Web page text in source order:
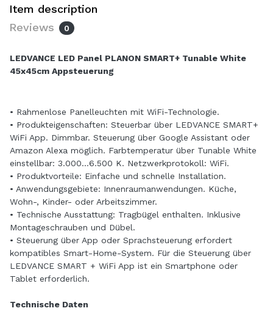
Item description
Reviews
0
LEDVANCE LED Panel PLANON SMART+ Tunable White
45x45cm Appsteuerung
• Rahmenlose Panelleuchten mit WiFi-Technologie.
• Produkteigenschaften: Steuerbar über LEDVANCE SMART+
WiFi App. Dimmbar. Steuerung über Google Assistant oder
Amazon Alexa möglich. Farbtemperatur über Tunable White
einstellbar: 3.000…6.500 K. Netzwerkprotokoll: WiFi.
• Produktvorteile: Einfache und schnelle Installation.
• Anwendungsgebiete: Innenraumanwendungen. Küche,
Wohn-, Kinder- oder Arbeitszimmer.
• Technische Ausstattung: Tragbügel enthalten. Inklusive
Montageschrauben und Dübel.
• Steuerung über App oder Sprachsteuerung erfordert
kompatibles Smart-Home-System. Für die Steuerung über
LEDVANCE SMART + WiFi App ist ein Smartphone oder
Tablet erforderlich.
Technische Daten